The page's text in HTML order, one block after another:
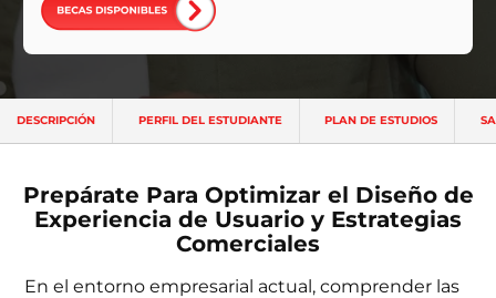
DESCRIPCIÓN PERFIL DEL ESTUDIANTE PLAN DE ESTUDIOS
Prepárate Para Optimizar el Diseño de
Experiencia de Usuario y Estrategias
Comerciales
En el entorno empresarial actual, comprender las